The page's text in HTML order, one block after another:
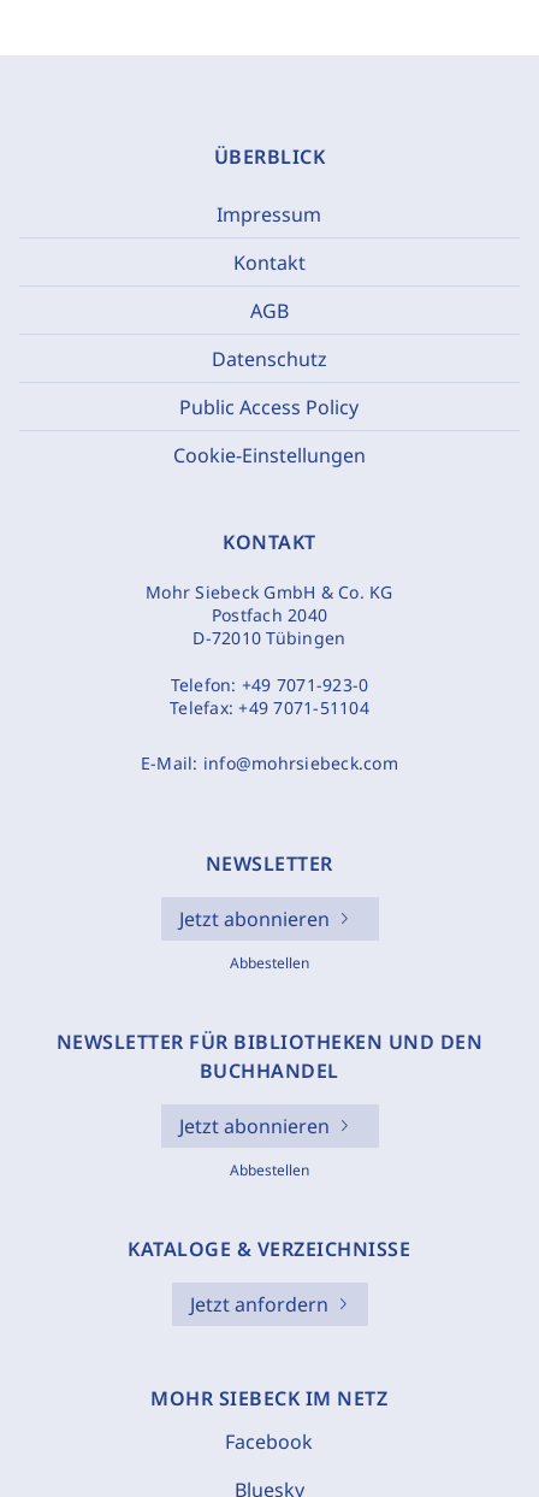
ÜBERBLICK
Impressum
Kontakt
AGB
Datenschutz
Public Access Policy
Cookie-Einstellungen
KONTAKT
Mohr Siebeck GmbH & Co. KG
Postfach 2040
D-72010 Tübingen
Telefon: +49 7071-923-0
Telefax:+49 7071-51104
E-Mail: info@mohrsiebeck.com
NEWSLETTER
Jetzt abonnieren
Abbestellen
NEWSLETTER FÜR BIBLIOTHEKEN UND DEN
BUCHHANDEL
Jetzt abonnieren
Abbestellen
KATALOGE & VERZEICHNISSE
Jetzt anfordern
MOHR SIEBECK IM NETZ
Facebook
Bluesky